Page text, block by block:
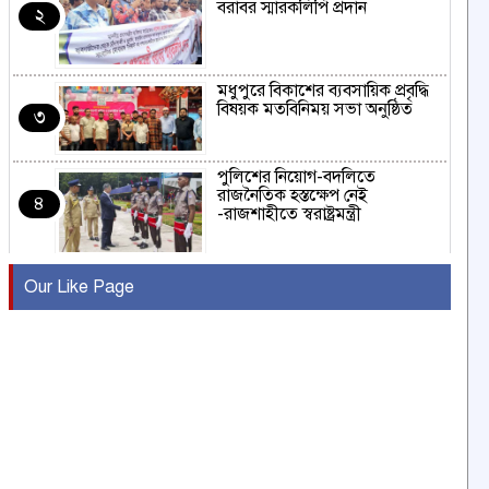
২ বরাবর স্মারকলিপি প্রদান
৩
মধুপুরে বিকাশের ব্যবসায়িক প্রবৃদ্ধি
বিষয়ক মতবিনিময় সভা অনুষ্ঠিত
৪
পুলিশের নিয়োগ-বদলিতে
রাজনৈতিক হস্তক্ষেপ নেই
-রাজশাহীতে স্বরাষ্ট্রমন্ত্রী
৫
Our Like Page